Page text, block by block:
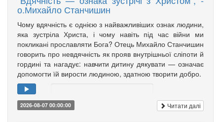
о.Михайло Станчишин
Чому вдячність є однією з найважливіших ознак людини,
яка зустріла Христа, і чому навіть під час війни ми
покликані прославляти Бога? Отець Михайло Станчишин
говорить про невдячність як прояв внутрішньої сліпоти й
гордині та нагадує: навчити дитину дякувати — означає
допомогти їй вирости людиною, здатною творити добро.
2026-08-07 00:00:00 Читати далі